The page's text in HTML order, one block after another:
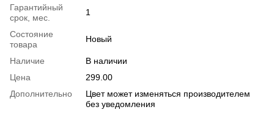
Гарантийный
срок, мес.
1
Состояние
товара
Новый
Наличие
В наличии
Цена
299.00
Дополнительно
Цвет может изменяться производителем
без уведомления